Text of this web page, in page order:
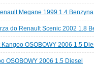
Megane 1999 1.4 Benzyna
do Renault Scenic 2002 1.8
OSOBOWY 2006 1.5
OSOBOWY 2006 1.5 Diesel